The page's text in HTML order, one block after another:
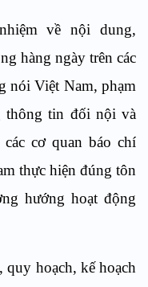
về nội dung,
hàng ngày trên các
nói Việt Nam, phạm
thông tin đối nội và
cơ quan báo chí
thực hiện đúng tôn
hướng hoạt động
hoạch, kế hoạch